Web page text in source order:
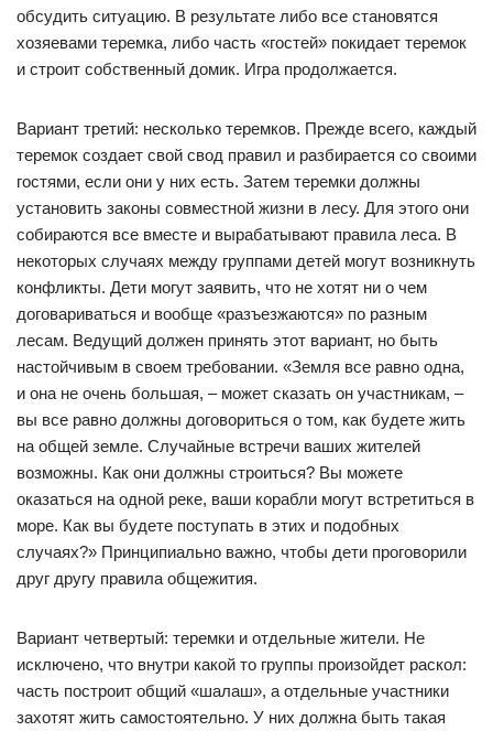
обсудить ситуацию. В результате либо все становятся
хозяевами теремка, либо часть «гостей» покидает теремок
и строит собственный домик. Игра продолжается.
Вариант третий: несколько теремков. Прежде всего, каждый
теремок создает свой свод правил и разбирается со своими
гостями, если они у них есть. Затем теремки должны
установить законы совместной жизни в лесу. Для этого они
собираются все вместе и вырабатывают правила леса. В
некоторых случаях между группами детей могут возникнуть
конфликты. Дети могут заявить, что не хотят ни о чем
договариваться и вообще «разъезжаются» по разным
лесам. Ведущий должен принять этот вариант, но быть
настойчивым в своем требовании. «Земля все равно одна,
и она не очень большая, – может сказать он участникам, –
вы все равно должны договориться о том, как будете жить
на общей земле. Случайные встречи ваших жителей
возможны. Как они должны строиться? Вы можете
оказаться на одной реке, ваши корабли могут встретиться в
море. Как вы будете поступать в этих и подобных
случаях?» Принципиально важно, чтобы дети проговорили
друг другу правила общежития.
Вариант четвертый: теремки и отдельные жители. Не
исключено, что внутри какой то группы произойдет раскол:
часть построит общий «шалаш», а отдельные участники
захотят жить самостоятельно. У них должна быть такая